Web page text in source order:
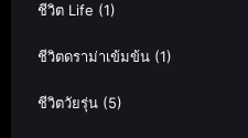
ชีวิต Life (1)
ชีวิตดราม่าเข้มข้น (1)
ชีวิตวัยรุ่น (5)